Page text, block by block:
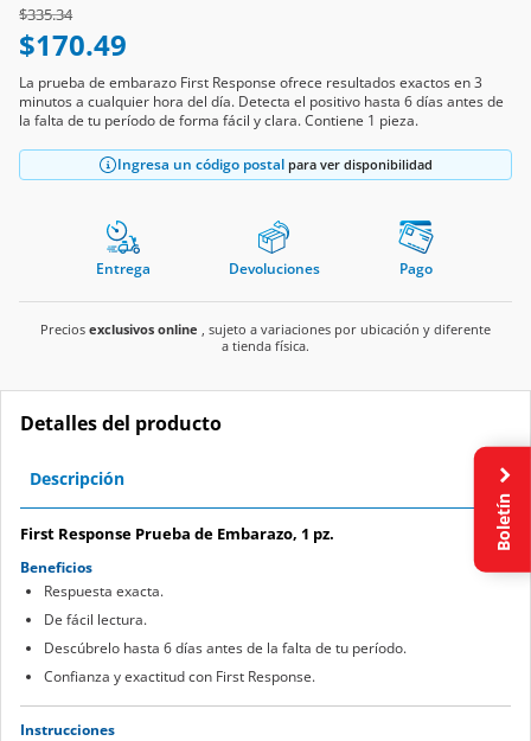
Price reduced from
$335.34to
$170.49
La prueba de embarazo First Response ofrece resultados exactos en 3
minutos a cualquier hora del día. Detecta el positivo hasta 6 días antes de
la falta de tu período de forma fácil y clara. Contiene 1 pieza.
Ingresa un código postal para ver disponibilidad
Entrega Devoluciones Pago
Precios exclusivos online , sujeto a variaciones por ubicación y diferente
a tienda física.
Detalles del producto
Descripción
First Response Prueba de Embarazo, 1 pz.
Beneficios
Respuesta exacta.
De fácil lectura.
Descúbrelo hasta 6 días antes de la falta de tu período.
Confianza y exactitud con First Response.
Instrucciones
Boletín